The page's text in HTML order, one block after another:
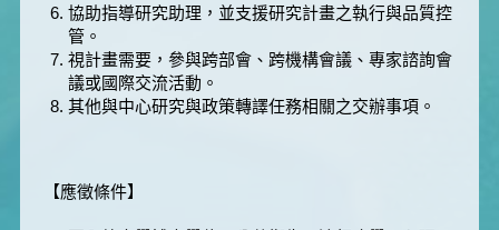
協助指導研究助理，並支援研究計畫之執行與品質控
管。
視計畫需要，參與跨部會、跨機構會議、專家諮詢會
議或國際交流活動。
其他與中心研究與政策轉譯任務相關之交辦事項。
【應徵條件】